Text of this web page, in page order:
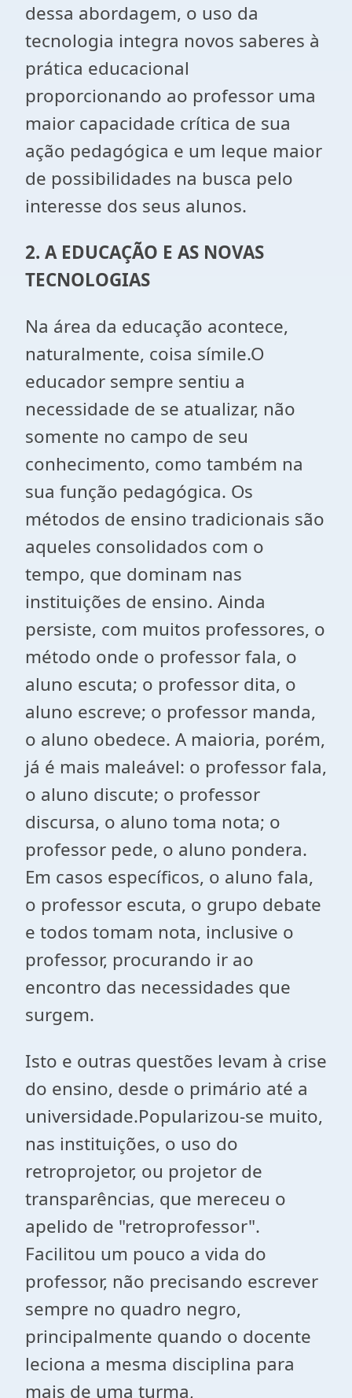
dessa abordagem, o uso da
tecnologia integra novos saberes à
prática educacional
proporcionando ao professor uma
maior capacidade crítica de sua
ação pedagógica e um leque maior
de possibilidades na busca pelo
interesse dos seus alunos.
2. AEDUCAÇÃO E AS NOVAS
TECNOLOGIAS
Na área da educação acontece,
naturalmente, coisa símile.O
educador sempre sentiu a
necessidade de se atualizar, não
somente no campo de seu
conhecimento, como também na
sua função pedagógica. Os
métodos de ensino tradicionais são
aqueles consolidados com o
tempo, que dominam nas
instituições de ensino. Ainda
persiste, com muitos professores, o
método onde o professor fala, o
aluno escuta; o professor dita, o
aluno escreve; o professor manda,
o aluno obedece. A maioria, porém,
já é mais maleável: o professor fala,
o aluno discute; o professor
discursa, o aluno toma nota; o
professor pede, o aluno pondera.
Em casos específicos, o aluno fala,
o professor escuta, o grupo debate
e todos tomam nota, inclusive o
professor, procurando ir ao
encontro das necessidades que
surgem.
Isto e outras questões levam à crise
do ensino, desde o primário até a
universidade.Popularizou-se muito,
nas instituições, o uso do
retroprojetor, ou projetor de
transparências, que mereceu o
apelido de "retroprofessor".
Facilitou um pouco a vida do
professor, não precisando escrever
sempre no quadro negro,
principalmente quando o docente
leciona a mesma disciplina para
mais de uma turma,